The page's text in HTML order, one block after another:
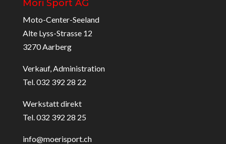
Möri Sport AG
Moto-Center-Seeland
Alte Lyss-Strasse 12
3270 Aarberg
Verkauf, Administration
Tel. 032 392 28 22
Werkstatt direkt
Tel. 032 392 28 25
info@moerisport.ch